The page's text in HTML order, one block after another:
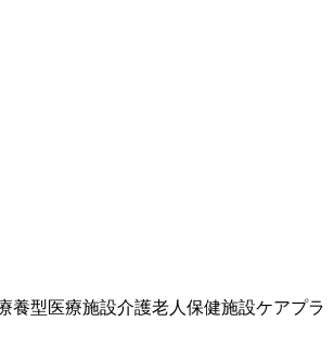
養型医療施設介護老人保健施設ケアプラ